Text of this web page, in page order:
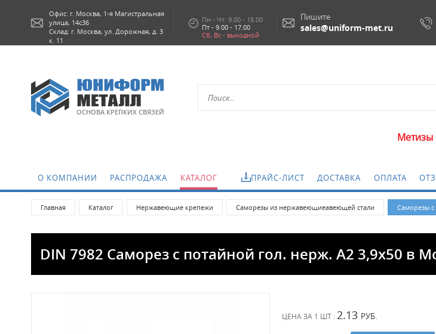
Офис: г. Москва, 1-я Магистральная
улица, 14с36
Склад: г. Москва, ул. Дорожная, д. 3
к. 11
Пн - Чт: 9.00 - 18.00
Пт - 9.00 - 17.00
Сб, Вс - выходной
Пишите
sales@uniform-met.ru
ОСНОВА КРЕПКИХ СВЯЗЕЙ
Метизы и
О КОМПАНИИ РАСПРОДАЖА КАТАЛОГ ПРАЙС-ЛИСТ ДОСТАВКА ОПЛАТА
Главная Каталог Нержавеющие крепежи Саморезы из нержавеющиеавеющей стали Саморезы с
DIN 7982 Саморез с потайной гол. нерж. А2 3,9х50 в
ЦЕНА ЗА 1 ШТ : 2.13 РУБ.